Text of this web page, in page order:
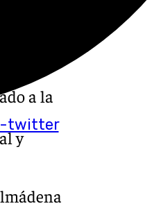
twitter
a la
y